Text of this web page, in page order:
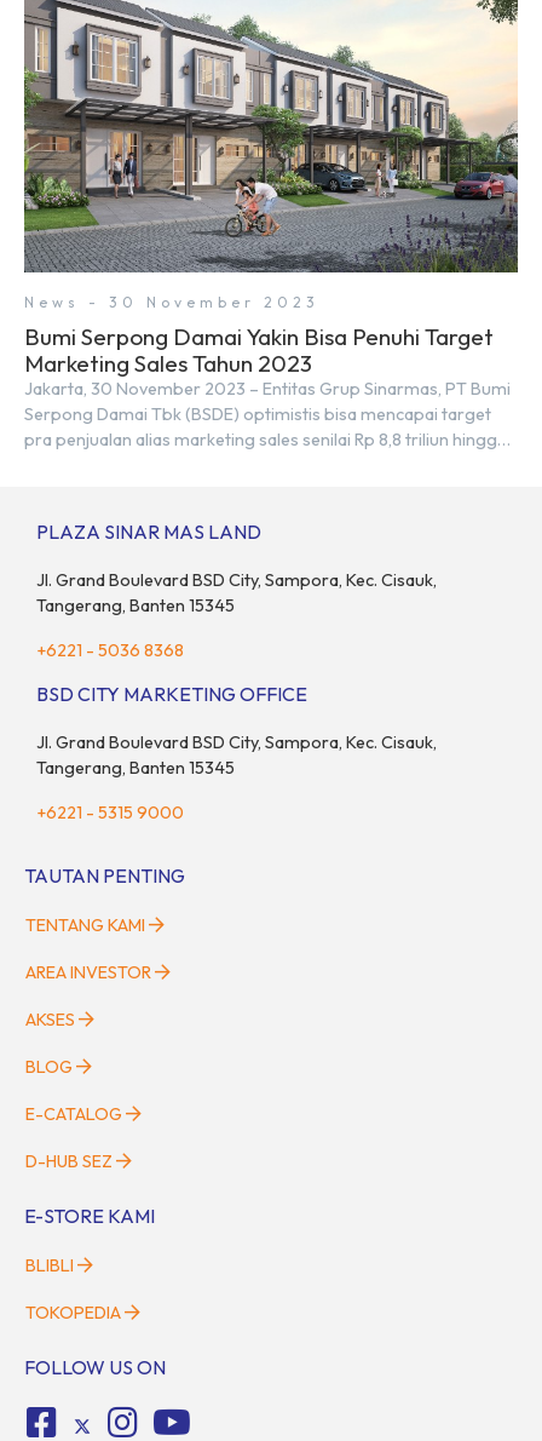
kawasan yang berbeda. Berikut penjelasannya. Baca Juga: […]
News - 30 November 2023
Bumi Serpong Damai Yakin Bisa Penuhi Target
Marketing Sales Tahun 2023
Jakarta, 30 November 2023 – Entitas Grup Sinarmas, PT Bumi
Serpong Damai Tbk (BSDE) optimistis bisa mencapai target
pra penjualan alias marketing sales senilai Rp 8,8 triliun hingga
target. “Kami yakin target […]
PLAZA SINAR MAS LAND
Jl. Grand Boulevard BSD City, Sampora, Kec. Cisauk,
Tangerang, Banten 15345
+6221 - 5036 8368
BSD CITY MARKETING OFFICE
Jl. Grand Boulevard BSD City, Sampora, Kec. Cisauk,
Tangerang, Banten 15345
+6221 - 5315 9000
TAUTAN PENTING
TENTANG KAMI
AREA INVESTOR
AKSES
BLOG
E-CATALOG
D-HUB SEZ
E-STORE KAMI
BLIBLI
TOKOPEDIA
FOLLOW US ON